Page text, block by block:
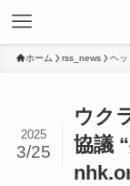
ホーム rss_news ヘッ
ウク
協議
2025
3/25